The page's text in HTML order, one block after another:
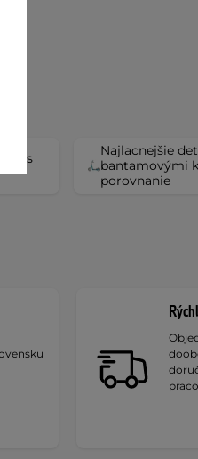
s
Najlacnejšie
bantamovými
porovnanie